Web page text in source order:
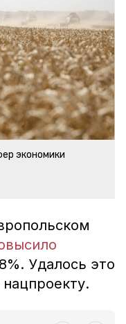
экономики
Удалось это
нацпроекту.